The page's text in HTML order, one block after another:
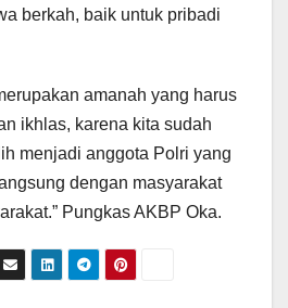
berkah, baik untuk pribadi
amanah yang harus
ikhlas, karena kita sudah
menjadi anggota Polri yang
dengan masyarakat
Pungkas AKBP Oka.